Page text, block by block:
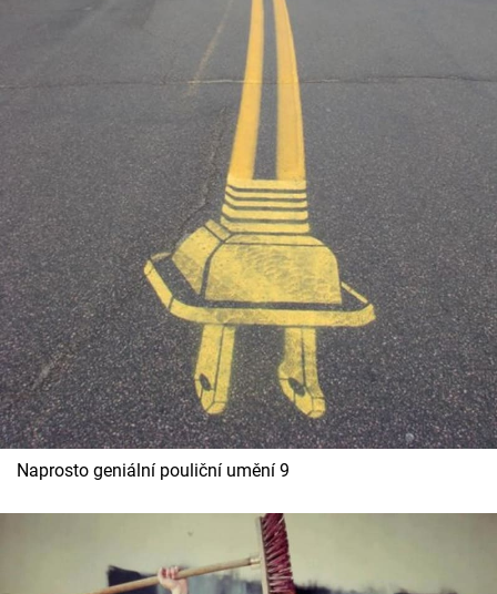
Naprosto geniální pouliční umění 9